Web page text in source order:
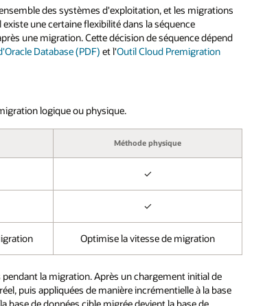
des systèmes d'exploitation, et les migrations
une certaine flexibilité dans la séquence
une migration. Cette décision de séquence dépend
Database (PDF) et l'Outil Cloud Premigration
logique ou physique.
Méthode physique
✓
✓
Optimise la vitesse de migration
la migration. Après un chargement initial de
puis appliquées de manière incrémentielle à la base